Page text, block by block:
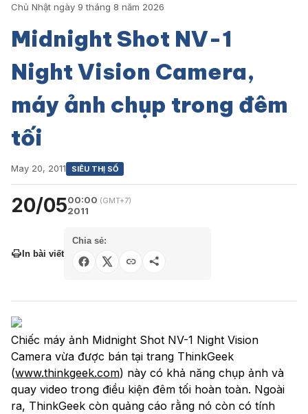
Chủ Nhật ngày 9 tháng 8 năm 2026
Midnight Shot NV-1
Night Vision Camera,
máy ảnh chụp trong đêm
tối
May 20, 2011 SIÊU THỊ SỐ
20/0500:00 (GMT+7)
2011
In bài viết
Chia sẻ:
Chiếc máy ảnh Midnight Shot NV-1 Night Vision
Camera vừa được bán tại trang ThinkGeek
(www.thinkgeek.com) này có khả năng chụp ảnh và
quay video trong điều kiện đêm tối hoàn toàn. Ngoài
ra, ThinkGeek còn quảng cáo rằng nó còn có tính